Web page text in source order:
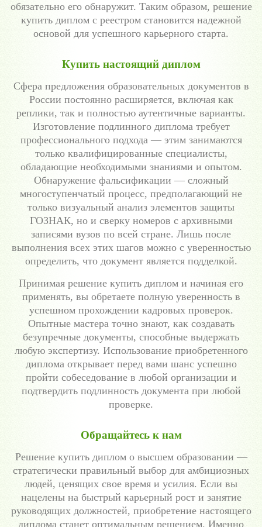
обязательно его обнаружит. Таким образом, решение
купить диплом с реестром становится надежной
основой для успешного карьерного старта.
Купить настоящий диплом
Сфера предложения образовательных документов в
России постоянно расширяется, включая как
реплики, так и полностью аутентичные варианты.
Изготовление подлинного диплома требует
профессионального подхода — этим занимаются
только квалифицированные специалисты,
обладающие необходимыми знаниями и опытом.
Обнаружение фальсификации — сложный
многоступенчатый процесс, предполагающий не
только визуальный анализ элементов защиты
ГОЗНАК, но и сверку номеров с архивными
записями вузов по всей стране. Лишь после
выполнения всех этих шагов можно с уверенностью
определить, что документ является подделкой.
Принимая решение купить диплом и начиная его
применять, вы обретаете полную уверенность в
успешном прохождении кадровых проверок.
Опытные мастера точно знают, как создавать
безупречные документы, способные выдержать
любую экспертизу. Использование приобретенного
диплома открывает перед вами шанс успешно
пройти собеседование в любой организации и
подтвердить подлинность документа при любой
проверке.
Обращайтесь к нам
Решение купить диплом о высшем образовании —
стратегически правильный выбор для амбициозных
людей, ценящих свое время и усилия. Если вы
нацелены на быстрый карьерный рост и занятие
руководящих должностей, приобретение настоящего
диплома станет оптимальным решением. Именно